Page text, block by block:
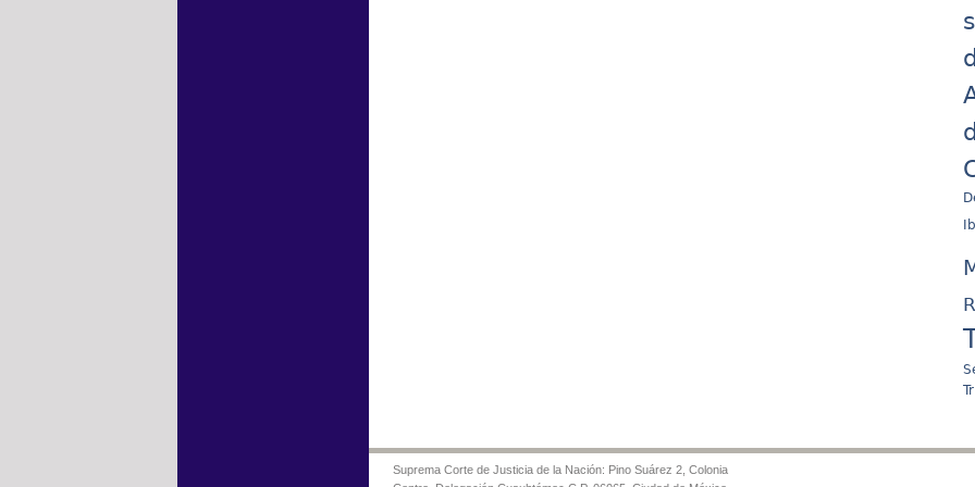
Suprema Corte de Justicia de la Nación: Pino Suárez 2, Colonia